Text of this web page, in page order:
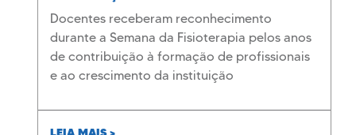
Docentes receberam reconhecimento
durante a Semana da Fisioterapia pelos anos
de contribuição à formação de profissionais
e ao crescimento da instituição